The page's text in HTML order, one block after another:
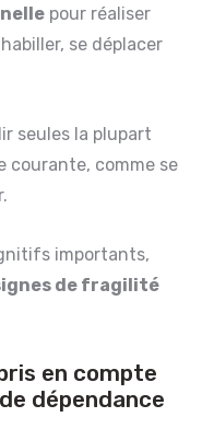
pour réaliser
se déplacer
seules la plupart
courante, comme se
importants,
de fragilité
en compte
dépendance